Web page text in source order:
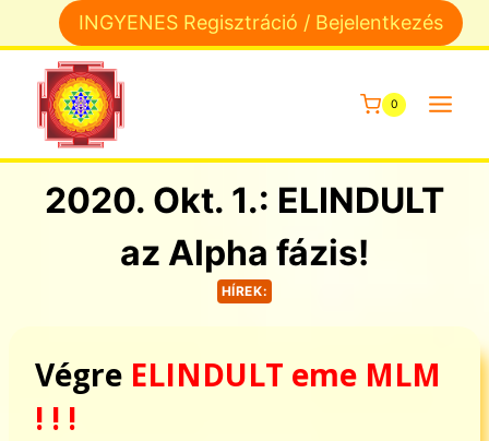
to
content
INGYENES Regisztráció / Bejelentkezés
0
2020. Okt. 1.: ELINDULT
az Alpha fázis!
HÍREK:
Végre ELINDULT eme MLM
! ! !